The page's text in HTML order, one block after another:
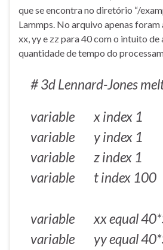
que se encontra no diretório “/
Lammps. No arquivo apenas
xx, yy e zz para 40 com o intuito de
quantidade de tempo do
# 3d Lennard-Jones
variable x index 1
variable y index 1
variable z index 1
variable t index 100
variable xx equal
variable yy equal